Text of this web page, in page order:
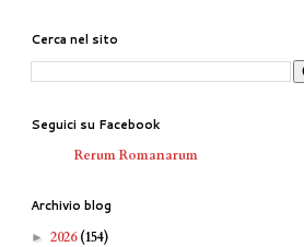
Cerca nel sito
Seguici su Facebook
Rerum Romanarum
Archivio blog
► 2026(154)